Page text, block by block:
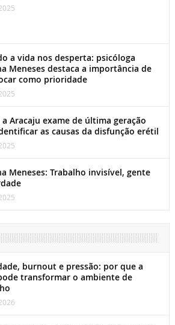
a vida nos desperta: psicóloga
Meneses destaca a importância de
como prioridade
a Aracaju exame de última geração
as causas da disfunção erétil
Meneses: Trabalho invisível, gente
burnout e pressão: por que a
transformar o ambiente de